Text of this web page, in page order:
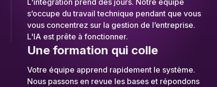
s’occupe du travail technique pendant que vous
vous concentrez sur la gestion de l’entreprise.
L'IA est prête à fonctionner.
Une formation qui colle
Votre équipe apprend rapidement le système.
Nous passons en revue les bases et répondons